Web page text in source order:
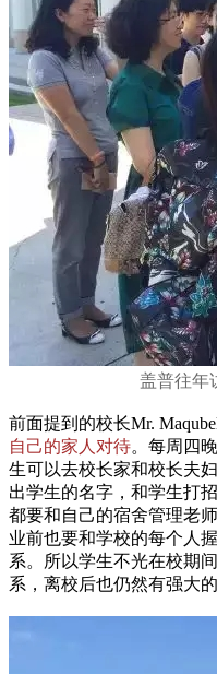
盖普往年
前面提到的校长Mr.
自己的家人对待。每周四
生可以去校长家和校长夫
出学生的名字，和学生打
都要和自己的宿舍管理老
业前也要和学校的每个人
系。所以学生不光在校期
系，离校后也仍然有强大